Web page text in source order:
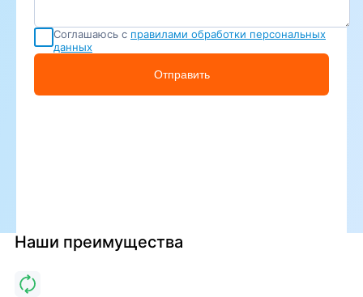
Соглашаюсь с правилами обработки персональных
данных
Отправить
Наши преимущества